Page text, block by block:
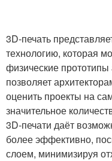
3D-печать
технологию, которая
физические
позволяет
оценить проекты на
значительное
3D-печати даёт
более эффективно,
слоем, минимизируя